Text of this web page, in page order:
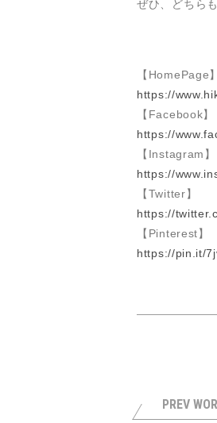
ぜひ、どちら
【HomePage】
https://
【Facebook】
https://
【Instagram】
https://
【Twitter】
https://
【Pinterest】
https://pin.it/
PREV